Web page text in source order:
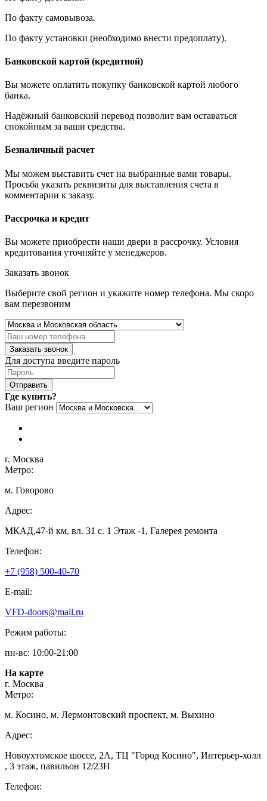
По факту самовывоза.
По факту установки (необходимо внести предоплату).
Банковской картой (кредитной)
Вы можете оплатить покупку банковской картой любого
банка.
Надёжный банковский перевод позволит вам оставаться
спокойным за ваши средства.
Безналичный расчет
Мы можем выставить счет на выбранные вами товары.
Просьба указать реквизиты для выставления счета в
комментарии к заказу.
Рассрочка и кредит
Вы можете приобрести наши двери в рассрочку. Условия
кредитования уточняйте у менеджеров.
Заказать звонок
Выберите свой регион и укажите номер телефона. Мы скоро
вам перезвоним
Заказать звонок
Для доступа введите пароль
Отправить
Где купить?
Ваш регион
г. Москва
Метро:
м. Говорово
Адрес:
МКАД,47-й км, вл. 31 с. 1 Этаж -1, Галерея ремонта
Телефон:
+7 (958) 500-40-70
E-mail:
VFD-doors@mail.ru
Режим работы:
пн-вс: 10:00-21:00
На карте
г. Москва
Метро:
м. Косино, м. Лермонтовский проспект, м. Выхино
Адрес:
Новоухтомское шоссе, 2А, ТЦ "Город Косино", Интерьер-холл
, 3 этаж, павильон 12/23Н
Телефон: